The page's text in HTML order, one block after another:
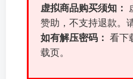
虚拟商品购买须知：
赞助，不支持退款。
如有解压密码： 看下
载页。